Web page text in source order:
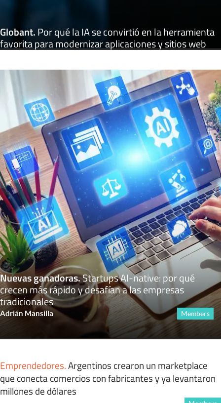
Globant.Por qué la IA se convirtió en la herramienta
favorita para modernizar aplicaciones y sitios web
Nuevas ganadoras.Startups AI-native: por qué
crecen más rápido y desafían a las empresas
tradicionales
Adrián Mansilla Members
Emprendedores.Argentinos crearon un marketplace
que conecta comercios con fabricantes y ya levantaron
millones de dólares